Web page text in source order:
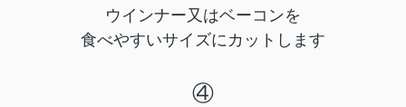
ウインナー又はベーコンを
食べやすいサイズにカットします
④